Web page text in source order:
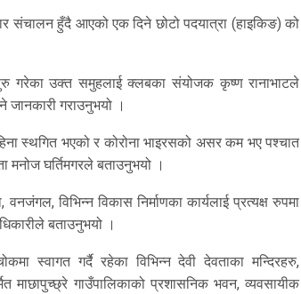
संचालन हुँदै आएको एक दिने छोटो पदयात्रा (हाइकिङ) को
गरेका उक्त समुहलाई क्लबका संयोजक कृष्ण रानाभाटले
जानकारी गराउनुभयो ।
स्थगित भएको र कोरोना भाइरसको असर कम भए पश्चात
घर्तिमगरले बताउनुभयो ।
विभिन्न विकास निर्माणका कार्यलाई प्रत्यक्ष रुपमा
बताउनुभयो ।
स्वागत गर्दै रहेका विभिन्न देवी देवताका मन्दिरहरु,
माछापुच्छ्रे गाउँपालिकाको प्रशासनिक भवन, व्यवसायीक